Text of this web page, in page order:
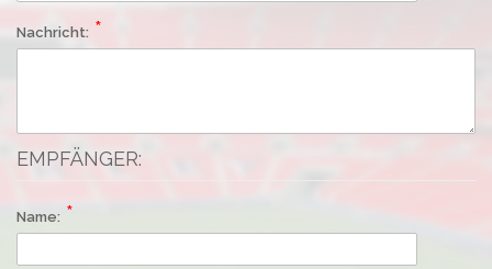
Nachricht:
EMPFÄNGER:
Name: